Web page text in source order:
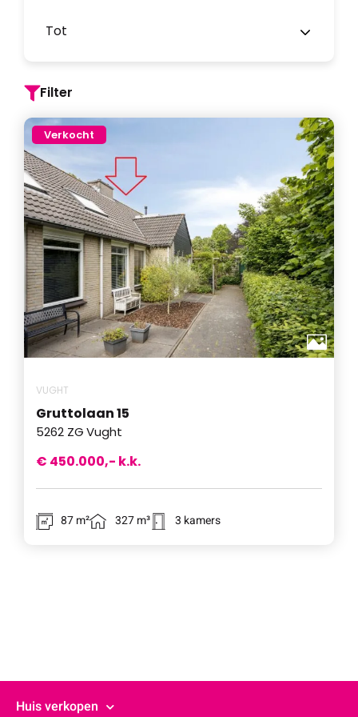
Tot
Filter
Verkocht
VUGHT
Gruttolaan15
5262 ZGVught
€ 450.000,- k.k.
87 m² 327 m³ 3 kamers
Huis verkopen